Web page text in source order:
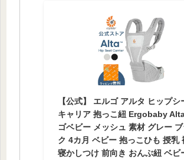
【公式】 エルゴ アルタ ヒップシ
キャリア 抱っこ紐 Ergobaby
ゴベビー メッシュ 素材 グレー
ク 4カ月 ベビー 抱っこひも 授乳
寝かしつけ 前向き おんぶ紐 ベビ